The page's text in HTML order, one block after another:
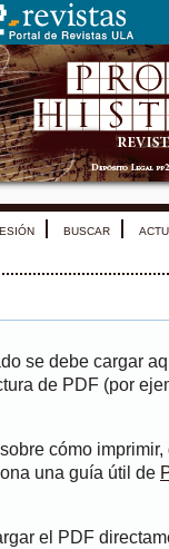
BUSCAR
se debe cargar
de PDF (por
cómo
una guía útil de
el PDF